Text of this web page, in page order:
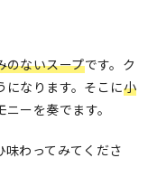
のないスープです。ク
なります。そこに小
ーを奏でます。
わってみてくださ